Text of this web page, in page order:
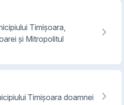
Timișoara,
şi Mitropolitul
Timișoara doamnei